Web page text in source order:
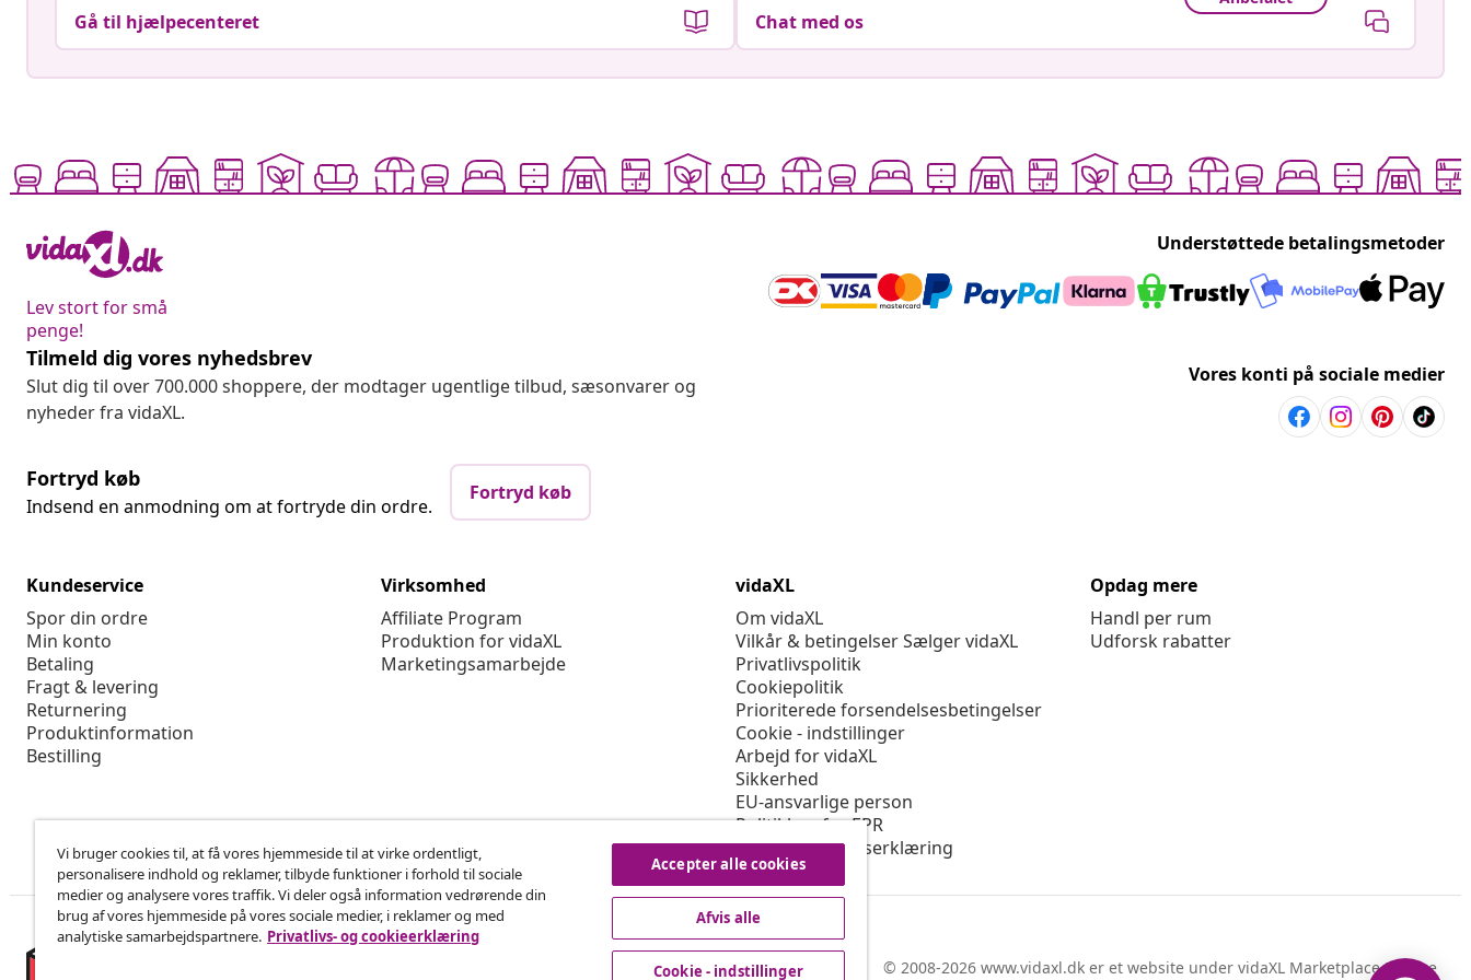
Gå til hjælpecenteret Chat med os
Lev stort for små
penge!
Understøttede betalingsmetoder
Tilmeld dig vores nyhedsbrev
Slut dig til over 700.000 shoppere, der modtager ugentlige tilbud, sæsonvarer og
nyheder fra vidaXL.
Vores konti på sociale medier
Fortryd køb
Indsend en anmodning om at fortryde din ordre.
Fortryd køb
Kundeservice
Spor din ordre
Min konto
Betaling
Fragt & levering
Returnering
Produktinformation
Bestilling
Virksomhed
Affiliate Program
Produktion for vidaXL
Marketingsamarbejde
vidaXL
Om vidaXL
Vilkår & betingelser Sælger vidaXL
Privatlivspolitik
Cookiepolitik
Prioriterede forsendelsesbetingelser
Cookie - indstillinger
Arbejd for vidaXL
Sikkerhed
EU-ansvarlige person
Politikken for EPR
Tilgængelighedserklæring
Opdag mere
Handl per rum
Udforsk rabatter
© 2008-2026 www.vidaxl.dk er et website under vidaXL Marketplace Europe
Vi bruger cookies til, at få vores hjemmeside til at virke ordentligt,
personalisere indhold og reklamer, tilbyde funktioner i forhold til sociale
medier og analysere vores traffik. Vi deler også information vedrørende din
brug af vores hjemmeside på vores sociale medier, i reklamer og med
analytiske samarbejdspartnere. Privatlivs- og cookieerklæring
Accepter alle cookies
Afvis alle
Cookie - indstillinger